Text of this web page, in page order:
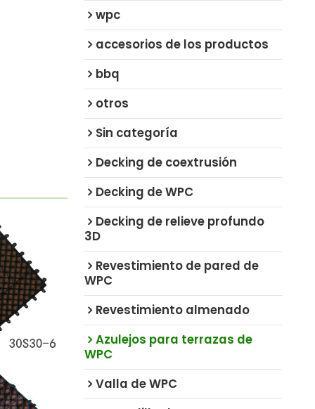
wpc
accesorios de los productos
bbq
otros
Sin categoría
Decking de coextrusión
Decking de WPC
Decking de relieve profundo
3D
Revestimiento de pared de
WPC
Revestimiento almenado
Azulejos para terrazas de
WPC
Valla de WPC